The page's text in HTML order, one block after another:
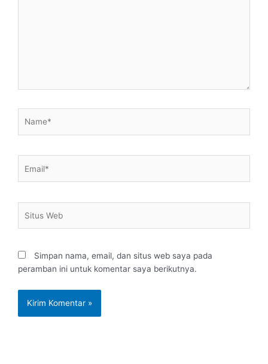
Web
Simpan nama, email, dan situs web saya pada
peramban ini untuk komentar saya berikutnya.